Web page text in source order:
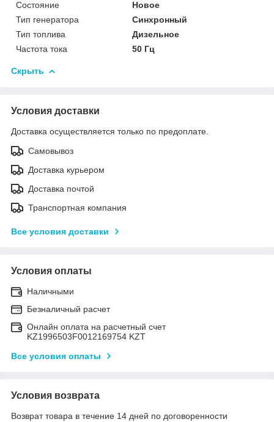
Состояние
Новое
Тип генератора
Синхронный
Тип топлива
Дизельное
Частота тока
50 Гц
Скрыть
Условия доставки
Доставка осуществляется только по предоплате.
Самовывоз
Доставка курьером
Доставка почтой
Транспортная компания
Все условия доставки
Условия оплаты
Наличными
Безналичный расчет
Онлайн оплата на расчетный счет
KZ1996503F0012169754 KZT
Все условия оплаты
Условия возврата
Возврат товара в течение 14 дней по договоренности